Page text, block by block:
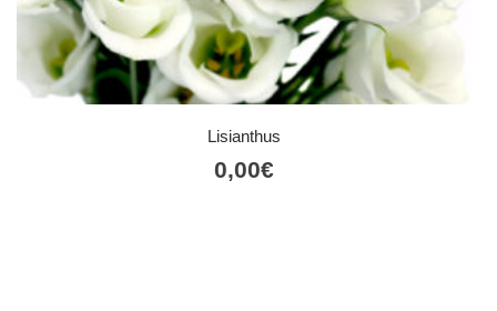
Lisianthus
0,00€